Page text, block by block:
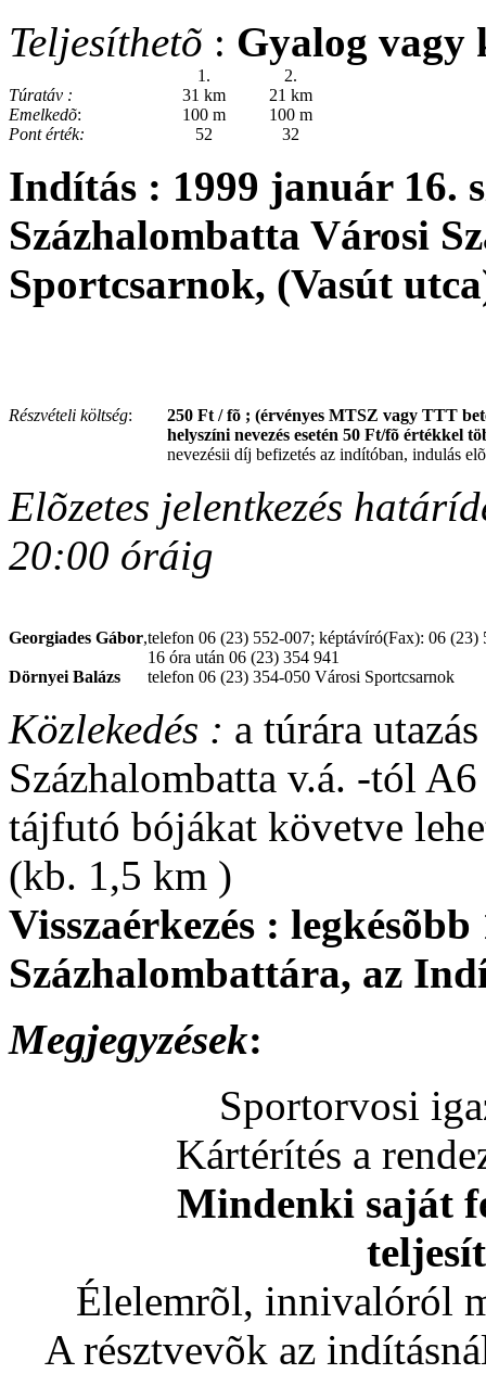
Teljesíthetõ : Gyalog vagy
1.
2.
Túratáv :
31 km
21 km
Emelkedõ: 100 m
100 m
Pont érték:
52 32
Indítás : 1999 január 16.
Százhalombatta Városi
Sportcsarnok, (Vasút
Részvételi költség:
250 Ft / fõ ; (érvényes MTSZ vagy TTT
helyszíni nevezés esetén 50 Ft/fõ értékkel
nevezésii díj befizetés az indítóban, indulás
Elõzetes jelentkezés
20:00 óráig
Georgiades Gábor,telefon 06 (23) 552-007; képtávíró(Fax): 06 (23)
16 óra után 06 (23) 354 941
Dörnyei Balázs
telefon 06 (23) 354-050 Városi Sportcsarnok
Közlekedés : a túrára
Százhalombatta v.á. -tól
tájfutó bójákat követve
(kb. 1,5 km )
Visszaérkezés :
Százhalombattára, az
Megjegyzések:
Sportorvosi
Kártérítés a
Mindenki saját
Élelemrõl, innivalóról
A résztvevõk az